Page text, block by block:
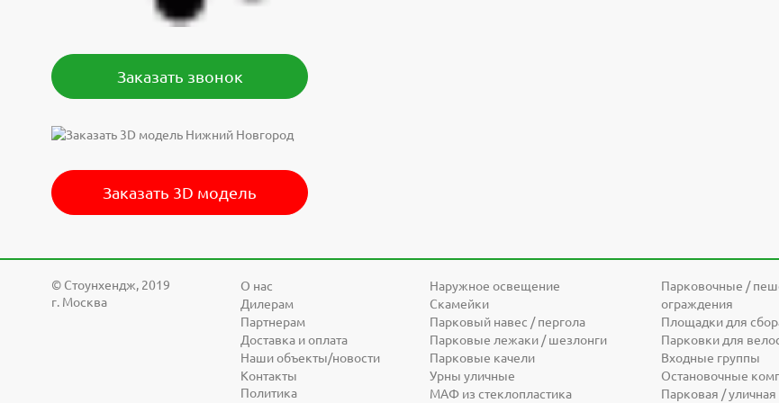
Заказать звонок
Заказать 3D модель
© Cтоунхендж, 2019
г. Москва
О нас
Дилерам
Партнерам
Доставка и оплата
Наши объекты/новости
Контакты
Политика
Наружное освещение
Скамейки
Парковый навес / пергола
Парковые лежаки / шезлонги
Парковые качели
Урны уличные
МАФ из стеклопластика
Парковочные /
ограждения
Площадки для
Парковки для
Входные группы
Остановочные
Парковая /